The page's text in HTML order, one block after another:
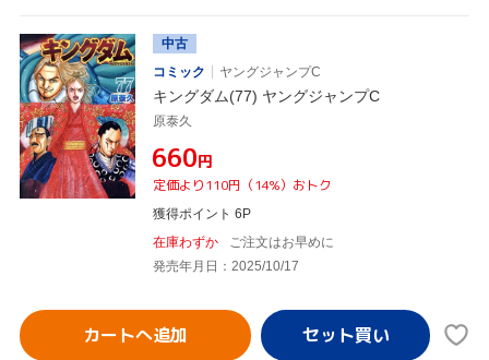
中古
コミック
ヤングジャンプC
キングダム(77) ヤングジャンプC
原泰久
¥660円
定価より110円（14%）おトク
獲得ポイント 6P
在庫わずか
ご注文はお早めに
発売年月日：2025/10/17
カートへ追加